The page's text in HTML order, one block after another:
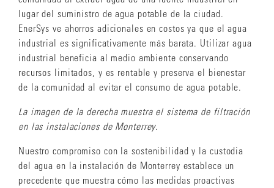
lugar del suministro de agua potable de la ciudad.
EnerSys ve ahorros adicionales en costos ya que el agua
industrial es significativamente más barata. Utilizar agua
industrial beneficia al medio ambiente conservando
recursos limitados, y es rentable y preserva el bienestar
de la comunidad al evitar el consumo de agua potable.
La imagen de la derecha muestra el sistema de filtración
en las instalaciones de Monterrey.
Nuestro compromiso con la sostenibilidad y la custodia
del agua en la instalación de Monterrey establece un
precedente que muestra cómo las medidas proactivas